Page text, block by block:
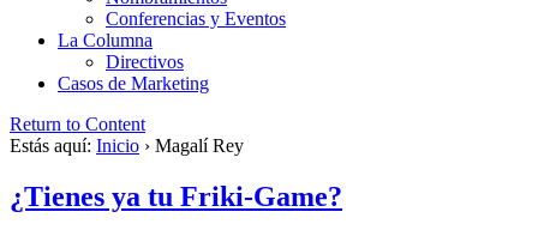
Conferencias y Eventos
La Columna
Directivos
Casos de Marketing
Return to Content
Estás aquí: Inicio › Magalí Rey
¿Tienes ya tu Friki-Game?